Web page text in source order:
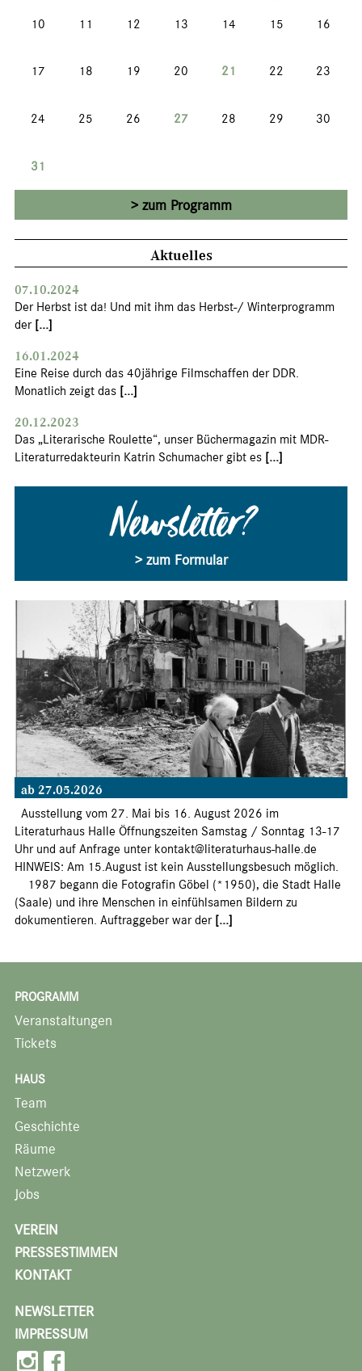
10 11 12 13 14 15 16
17 18 19 20 21 22 23
24 25 26 27 28 29 30
31
zum Programm
Aktuelles
07.10.2024
Der Herbst ist da! Und mit ihm das Herbst-/ Winterprogramm
der [...]
16.01.2024
Eine Reise durch das 40jährige Filmschaffen der DDR.
Monatlich zeigt das [...]
20.12.2023
Das „Literarische Roulette“, unser Büchermagazin mit MDR-
Literaturredakteurin Katrin Schumacher gibt es [...]
Newsletter?
> zum Formular
ab 27.05.2026
Ausstellung vom 27. Mai bis 16. August 2026 im
Literaturhaus Halle Öffnungszeiten Samstag / Sonntag 13-17
Uhr und auf Anfrage unter kontakt@literaturhaus-halle.de
HINWEIS: Am 15.August ist kein Ausstellungsbesuch möglich.
1987 begann die Fotografin Göbel (*1950), die Stadt Halle
(Saale) und ihre Menschen in einfühlsamen Bildern zu
dokumentieren. Auftraggeber war der [...]
PROGRAMM
Veranstaltungen
Tickets
HAUS
Team
Geschichte
Räume
Netzwerk
Jobs
VEREIN
PRESSESTIMMEN
KONTAKT
NEWSLETTER
IMPRESSUM